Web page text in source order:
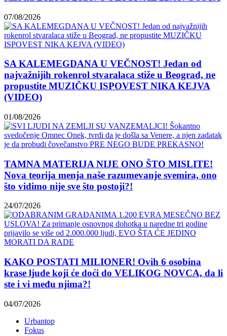
07/08/2026
SA KALEMEGDANA U VEČNOST! Jedan od
najvažnijih rokenrol stvaralaca stiže u Beograd, ne
propustite MUZIČKU ISPOVEST NIKA KEJVA
(VIDEO)
01/08/2026
TAMNA MATERIJA NIJE ONO ŠTO MISLITE!
Nova teorija menja naše razumevanje svemira, ono
što vidimo nije sve što postoji?!
24/07/2026
KAKO POSTATI MILIONER! Ovih 6 osobina
krase ljude koji će doći do VELIKOG NOVCA, da li
ste i vi među njima?!
04/07/2026
Urbantop
Fokus